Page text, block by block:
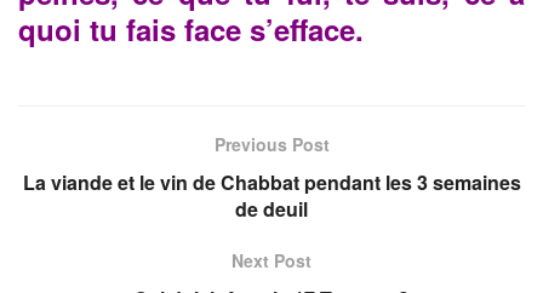
quoi tu fais face s’efface.
Previous Post
La viande et le vin de Chabbat pendant les 3 semaines
de deuil
Next Post